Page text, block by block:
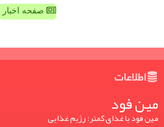
صفحه اخبار
اطلاعات
مین فود
مین فود یا غذای کمتر: رژیم غذایی